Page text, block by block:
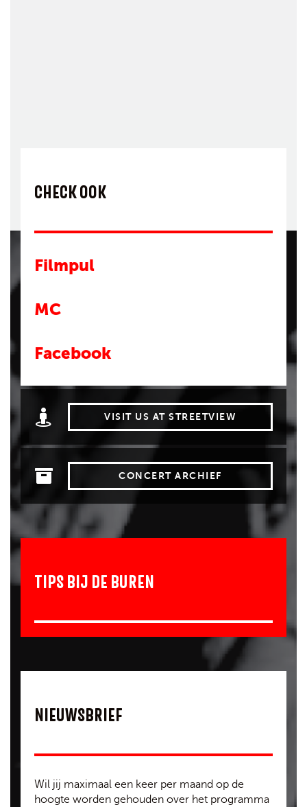
CHECK OOK
Filmpul
MC
Facebook
VISIT US AT STREETVIEW
CONCERT ARCHIEF
TIPS BIJ DE BUREN
NIEUWSBRIEF
Wil jij maximaal een keer per maand op de
hoogte worden gehouden over het programma